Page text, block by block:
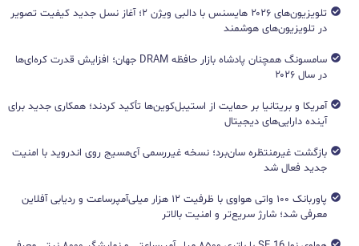
تلویزیون‌های ۲۰۲۶ هایسنس با دالبی ویژن ۲؛ آغاز نسل جدید کیفیت تصویر
در تلویزیون‌های هوشمند
سامسونگ همچنان پادشاه بازار حافظه DRAM جهان؛ افزایش قدرت کره‌ای‌ها
در سال ۲۰۲۶
آمریکا و بریتانیا بر حمایت از استیبل‌کوین‌ها تأکید کردند؛ همکاری جدید برای
آینده دارایی‌های دیجیتال
بازگشت غیرمنتظره سان‌برد؛ نسخه غیررسمی آی‌مسیج روی اندروید با امنیت
جدید فعال شد
پاوربانک ۱۰۰ واتی هواوی با ظرفیت ۱۲ هزار میلی‌آمپرساعت و ردیابی آفلاین
معرفی شد؛ شارژ سریع‌تر و امنیت بالاتر